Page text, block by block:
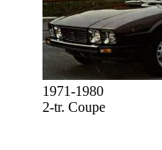
1971-1980
2-tr. Coupe